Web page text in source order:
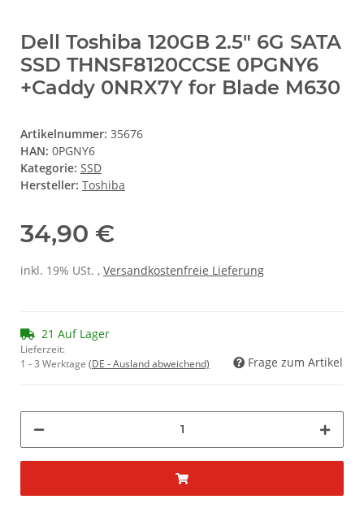
Dell Toshiba 120GB 2.5" 6G SATA
SSD THNSF8120CCSE 0PGNY6
+Caddy 0NRX7Y for Blade M630
Artikelnummer: 35676
HAN: 0PGNY6
Kategorie: SSD
Hersteller: Toshiba
34,90 €
inkl. 19% USt. , Versandkostenfreie Lieferung
21 Auf Lager
Lieferzeit:
1 - 3 Werktage (DE - Ausland abweichend) Frage zum Artikel